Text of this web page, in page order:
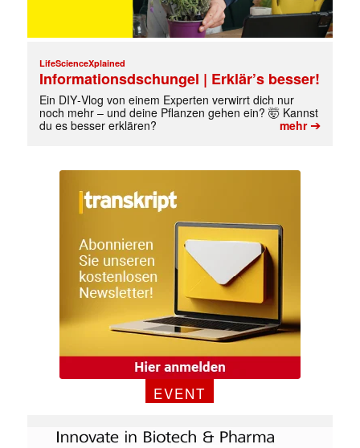
Mit dem |transkript-Newsletter
jede Woche aktuell informiert.
Mail
LifeScienceXplained
Informationsdschungel | Erklär’s besser!
Ein DIY‑Vlog von einem Experten verwirrt dich nur
noch mehr – und deine Pflanzen gehen ein? 🤯 Kannst
du es besser erklären?
mehr➔
EVENT